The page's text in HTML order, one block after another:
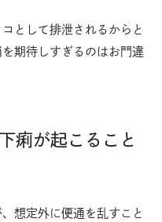
として排泄されるからと
期待しすぎるのはお門違
痢が起こること
想定外に便通を乱すこと